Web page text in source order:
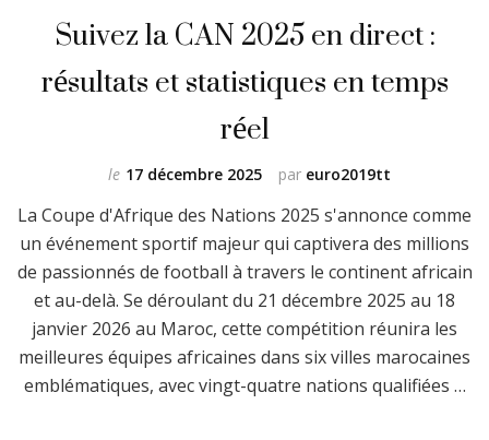
Suivez la CAN 2025 en direct :
résultats et statistiques en temps
réel
par euro2019tt
le 17 décembre 2025
La Coupe d'Afrique des Nations 2025 s'annonce comme
un événement sportif majeur qui captivera des millions
de passionnés de football à travers le continent africain
et au-delà. Se déroulant du 21 décembre 2025 au 18
janvier 2026 au Maroc, cette compétition réunira les
meilleures équipes africaines dans six villes marocaines
emblématiques, avec vingt-quatre nations qualifiées …